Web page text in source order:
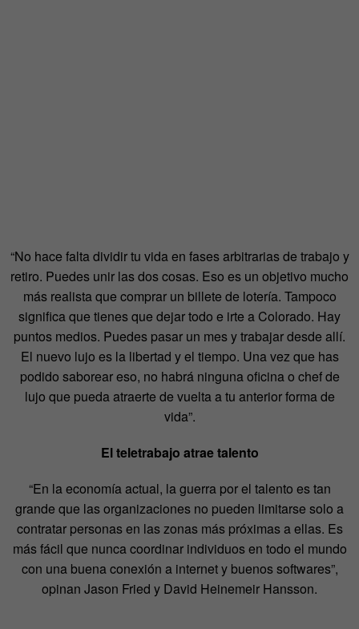
“No hace falta dividir tu vida en fases arbitrarias de trabajo y
retiro. Puedes unir las dos cosas. Eso es un objetivo mucho
más realista que comprar un billete de lotería. Tampoco
significa que tienes que dejar todo e irte a Colorado. Hay
puntos medios. Puedes pasar un mes y trabajar desde allí.
El nuevo lujo es la libertad y el tiempo. Una vez que has
podido saborear eso, no habrá ninguna oficina o chef de
lujo que pueda atraerte de vuelta a tu anterior forma de
vida”.
El teletrabajo atrae talento
“En la economía actual, la guerra por el talento es tan
grande que las organizaciones no pueden limitarse solo a
contratar personas en las zonas más próximas a ellas. Es
más fácil que nunca coordinar individuos en todo el mundo
con una buena conexión a internet y buenos softwares”,
opinan Jason Fried y David Heinemeir Hansson.